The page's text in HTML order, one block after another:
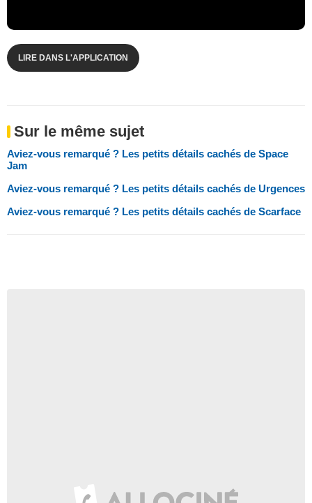
LIRE DANS L'APPLICATION
Sur le même sujet
Aviez-vous remarqué ? Les petits détails cachés de Space
Jam
Aviez-vous remarqué ? Les petits détails cachés de Urgences
Aviez-vous remarqué ? Les petits détails cachés de Scarface